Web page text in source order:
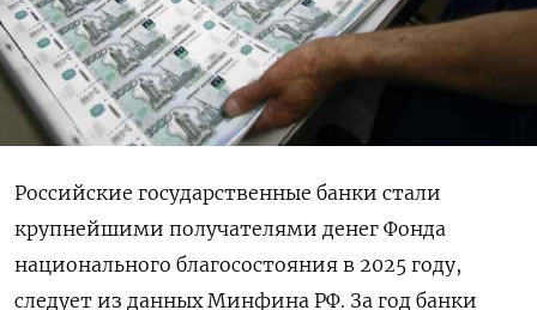
Российские государственные банки стали
крупнейшими получателями денег Фонда
национального благосостояния в 2025 году,
следует из данных Минфина РФ. За год банки